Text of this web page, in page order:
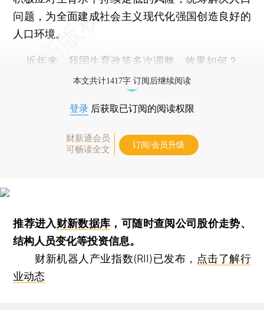
问题，为全面建成社会主义现代化强国创造良好的
人口环境。
近年来，我国生育政策多次调整，效果如何？
本文共计1417字 订阅后继续阅读
登录 后获取已订阅的阅读权限
财新通会员
可畅读全文
订阅/会员升级
推荐进入财新数据库 ，可随时查阅公司股价走势、
结构人员变化等投资信息。
财新机器人产业指数(RII)已发布， 点击了解行
业动态